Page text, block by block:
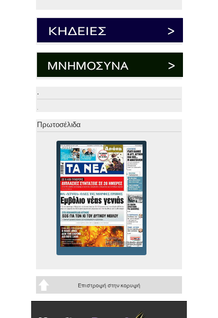
.
.
Πρωτοσέλιδα
Επιστροφή στην κορυφή